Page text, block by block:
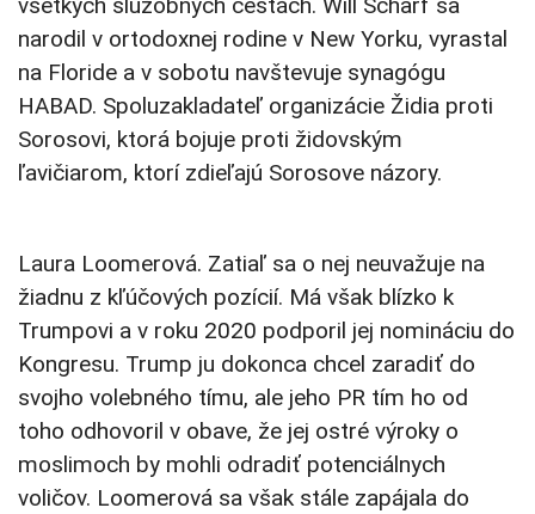
narodil v ortodoxnej rodine v New Yorku, vyrastal
na Floride a v sobotu navštevuje synagógu
HABAD. Spoluzakladateľ organizácie Židia proti
Sorosovi, ktorá bojuje proti židovským
ľavičiarom, ktorí zdieľajú Sorosove názory.
Laura Loomerová. Zatiaľ sa o nej neuvažuje na
žiadnu z kľúčových pozícií. Má však blízko k
Trumpovi a v roku 2020 podporil jej nomináciu do
Kongresu. Trump ju dokonca chcel zaradiť do
svojho volebného tímu, ale jeho PR tím ho od
toho odhovoril v obave, že jej ostré výroky o
moslimoch by mohli odradiť potenciálnych
voličov. Loomerová sa však stále zapájala do